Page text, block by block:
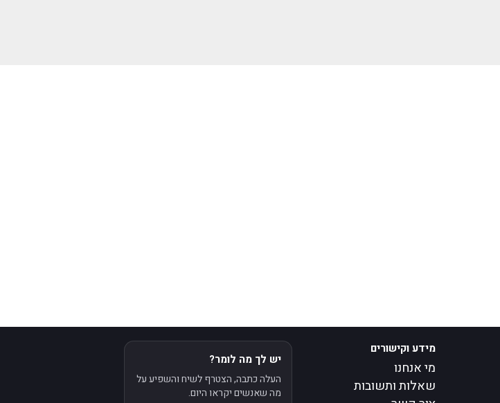
מידע וקישורים
מי אנחנו
שאלות ותשובות
יש לך מה לומר?
העלה כתבה, הצטרף לשיח והשפיע על
מה שאנשים יקראו היום.